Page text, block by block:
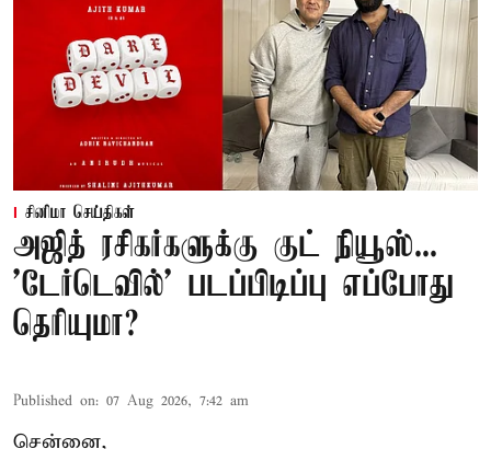
சினிமா செய்திகள்
அஜித் ரசிகர்களுக்கு குட் நியூஸ்...
'டேர்டெவில்' படப்பிடிப்பு எப்போது
தெரியுமா?
Published on: 07 Aug 2026, 7:42 am
சென்னை,